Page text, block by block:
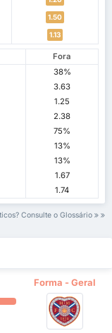
1.50
1.13
Fora
38%
3.63
1.25
2.38
75%
13%
13%
1.67
1.74
Consulte o Glossário
Forma - Geral